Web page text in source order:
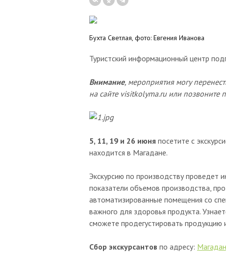
Бухта Светлая, фото: Евгения Иванова
Туристский информационный центр
Внимание, мероприятия могу
на сайте visitkolyma.ru или позвоните
5, 11, 19 и 26 июня посетите с
находится в Магадане.
Экскурсию по производству проведет
показатели объемов производства,
автоматизированные помещения со
важного для здоровья продукта.
сможете продегустировать продукцию
Сбор экскурсантов по адресу: